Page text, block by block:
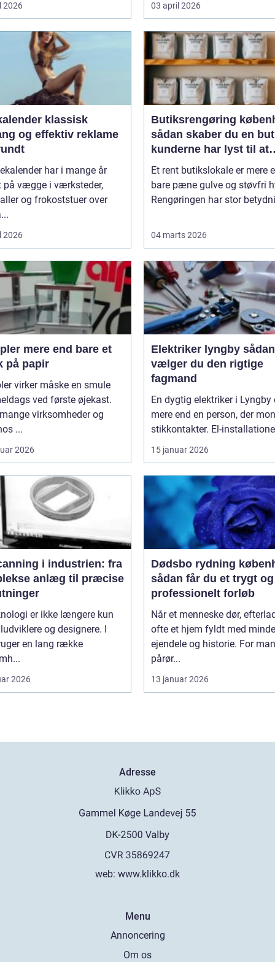
2026 03 april 2026
klassisk
og effektiv reklame
har i mange år
vægge i værksteder,
og frokoststuer over
2026
Butiksrengøring
sådan skaber du en
kunderne har lyst til at
komme tilbage til
Et rent butikslokale er mere
bare pæne gulve og støvfri
Rengøringen har stor
04 marts 2026
bare et
på papir
virker måske en smule
ved første øjekast.
virksomheder og
...
2026
Elektriker lyngby sådan
vælger du den rigtige
fagmand
En dygtig elektriker i Lyngby
mere end en person, der
stikkontakter. El-
15 januar 2026
i industrien: fra
anlæg til præcise
er ikke længere kun
og designere. I
en lang række
2026
Dødsbo rydning
sådan får du et trygt og
professionelt forløb
Når et menneske dør,
ofte et hjem fyldt med
ejendele og historie. For
pårør...
13 januar 2026
Adresse
web: www.klikko.dk
Menu
Annoncering
Om os